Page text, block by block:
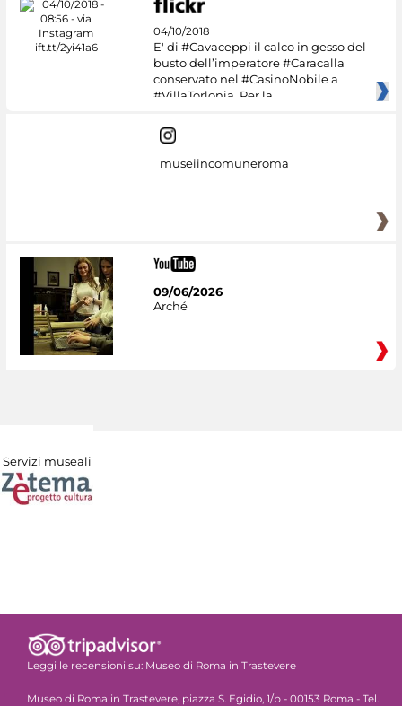
04/10/2018
E' di #Cavaceppi il calco in gesso del
busto dell’imperatore #Caracalla
conservato nel #CasinoNobile a
#VillaTorlonia. Per la
museiincomuneroma
09/06/2026
Arché
Servizi museali
Leggi le recensioni su: Museo di Roma in Trastevere
Museo di Roma in Trastevere, piazza S. Egidio, 1/b - 00153 Roma - Tel.